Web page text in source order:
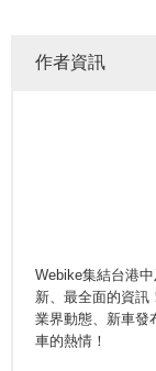
作者資訊
Webike集結台港
新、最全面的資訊
業界動態、新車發
車的熱情！